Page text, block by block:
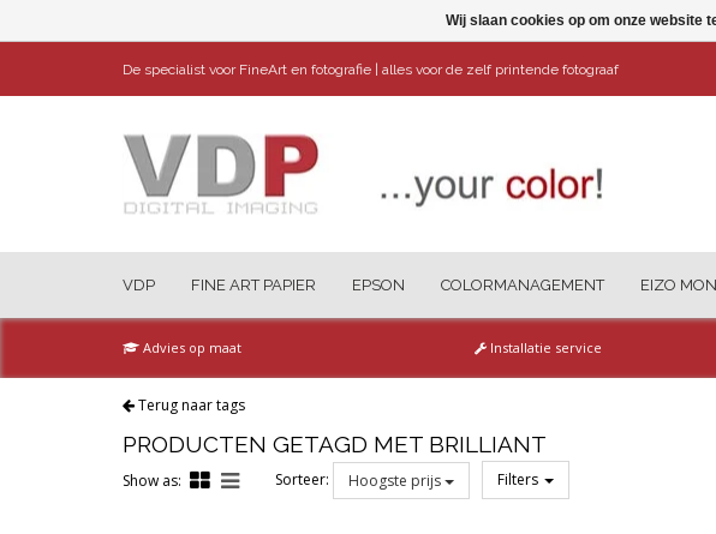
De specialist voor FineArt en fotografie | alles voor de zelf printende fotograaf
VDP FINE ART PAPIER EPSON COLORMANAGEMENT EIZO
Advies op maat Installatie service
Terug naar tags
PRODUCTEN GETAGD MET BRILLIANT
Show as: Sorteer: Hoogste prijs Filters
Wij slaan cookies op om onze website